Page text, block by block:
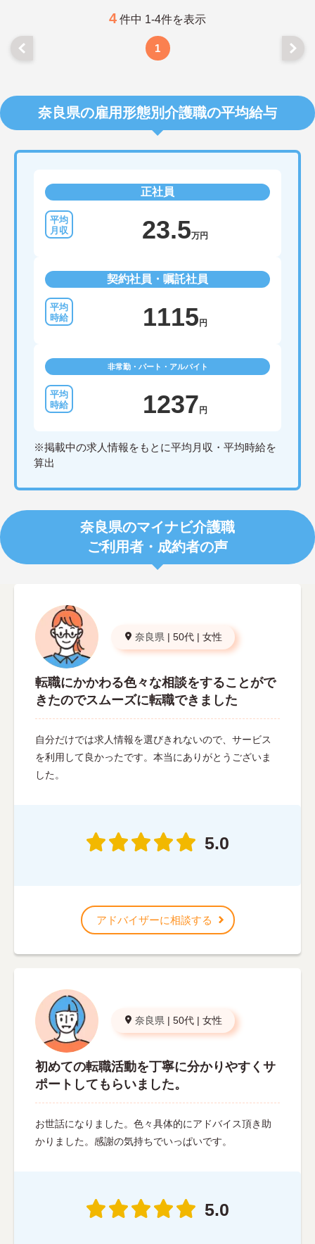
4 件中 1-4件を表示
1
奈良県の雇用形態別介護職の平均給与
正社員
23.5万円
契約社員・嘱託社員
1115 円
非常勤・パート・アルバイト
1237 円
※掲載中の求人情報をもとに平均月収・平均時給を
算出
奈良県のマイナビ介護職
ご利用者・成約者の声
奈良県 | 50代 | 女性
転職にかかわる色々な相談をすることがで
きたのでスムーズに転職できました
自分だけでは求人情報を選びきれないので、サービス
を利用して良かったです。本当にありがとうございま
した。
5.0
アドバイザーに相談する
奈良県 | 50代 | 女性
初めての転職活動を丁寧に分かりやすくサ
ポートしてもらいました。
お世話になりました。色々具体的にアドバイス頂き助
かりました。感謝の気持ちでいっぱいです。
5.0